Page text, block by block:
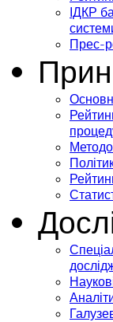
ІДКР
Прес-